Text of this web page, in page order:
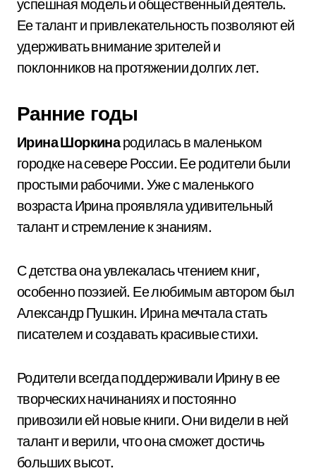
успешная модель и общественный деятель.
Ее талант и привлекательность позволяют ей
удерживать внимание зрителей и
поклонников на протяжении долгих лет.
Ранние годы
Ирина Шоркинародилась в маленьком
городке на севере России. Ее родители были
простыми рабочими. Уже с маленького
возраста Ирина проявляла удивительный
талант и стремление к знаниям.
С детства она увлекалась чтением книг,
особенно поэзией. Ее любимым автором был
Александр Пушкин. Ирина мечтала стать
писателем и создавать красивые стихи.
Родители всегда поддерживали Ирину в ее
творческих начинаниях и постоянно
привозили ей новые книги. Они видели в ней
талант и верили, что она сможет достичь
больших высот.